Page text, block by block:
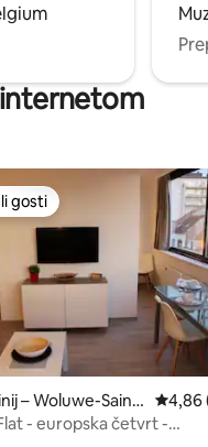
recenzija: 288
gosti
gosti
– Woluwe-Saint-
4,86
- europska četvrt -